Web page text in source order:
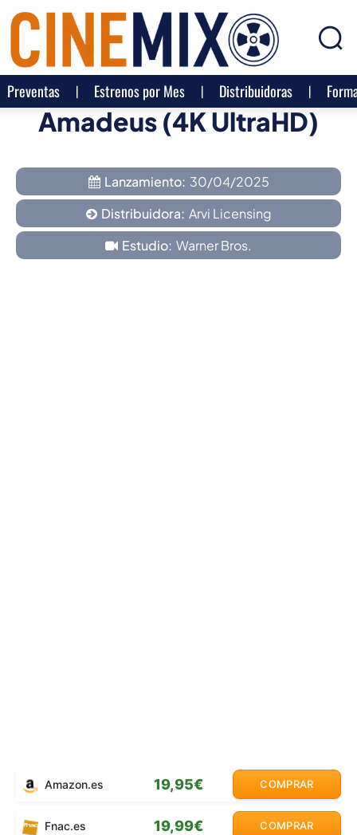
Preventas Estrenos por Mes Distribuidoras
Amadeus (4K UltraHD)
Lanzamiento: 30/04/2025
Distribuidora: Arvi Licensing
Estudio: Warner Bros.
Amazon.es 19,95€ COMPRAR
Fnac.es 19,99€ COMPRAR